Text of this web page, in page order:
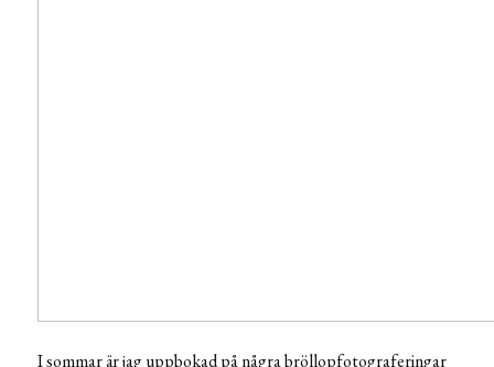
I sommar är jag uppbokad på några bröllopfotograferingar